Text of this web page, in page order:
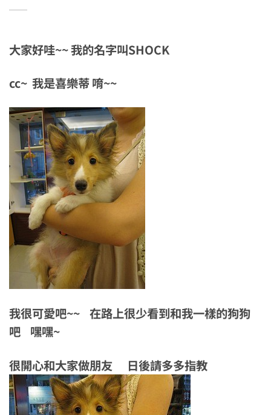
大家好哇~~ 我的名字叫SHOCK
cc~ 我是喜樂蒂 唷~~
我很可愛吧~~ 在路上很少看到和我一樣的狗狗
吧 嘿嘿~
很開心和大家做朋友 日後請多多指教